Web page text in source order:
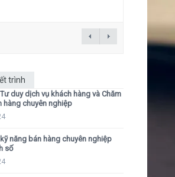
trình
duy dịch vụ khách hàng và Chăm
hàng chuyên nghiệp
năng bán hàng chuyên nghiệp
số